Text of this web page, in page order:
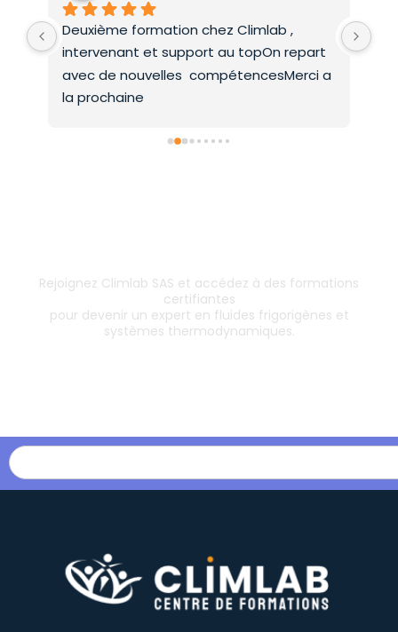
Deuxième formation chez Climlab ,
intervenant et support au topOn repart
avec de nouvelles  compétencesMerci a
la prochaine
Rejoignez Climlab SAS et accédez à des formations
certifiantes
pour devenir un expert en fluides frigorigènes et
systèmes thermodynamiques.